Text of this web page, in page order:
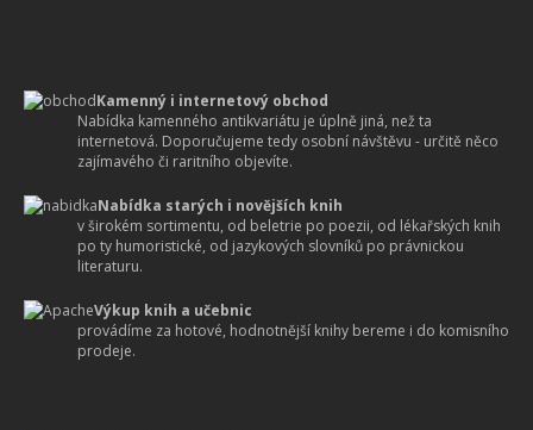
Kamenný i internetový obchod
Nabídka kamenného antikvariátu je úplně jiná, než ta
internetová. Doporučujeme tedy osobní návštěvu - určitě něco
zajímavého či raritního objevíte.
Nabídka starých i novějších knih
v širokém sortimentu, od beletrie po poezii, od lékařských knih
po ty humoristické, od jazykových slovníků po právnickou
literaturu.
Výkup knih a učebnic
provádíme za hotové, hodnotnější knihy bereme i do komisního
prodeje.